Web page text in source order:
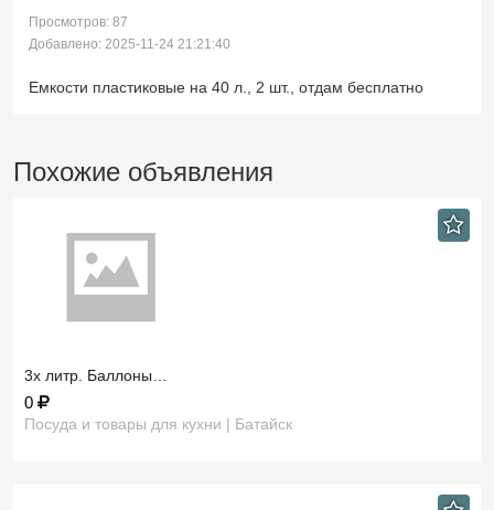
Просмотров: 87
Добавлено: 2025-11-24 21:21:40
Емкости пластиковые на 40 л., 2 шт., отдам бесплатно
Похожие объявления
3х литр. Баллоны…
0
Посуда и товары для кухни | Батайск